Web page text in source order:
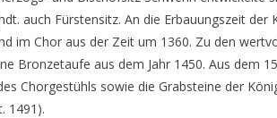
auch Fürstensitz. An die Erbauungszeit der
im Chor aus der Zeit um 1360. Zu den
Bronzetaufe aus dem Jahr 1450. Aus dem
Chorgestühls sowie die Grabsteine der
1491).